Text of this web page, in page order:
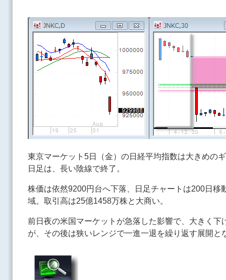
東京マーケット5日（金）の日経平均指数は大きめの
日足は、長い陰線で終了。
株価は依然9200円台へ下落、日足チャートは200日移
域。取引高は25億1458万株と大商い。
前日夜の米国マーケットが急落した影響で、大きく
が、その後は狭いレンジで一進一退を繰り返す展開と